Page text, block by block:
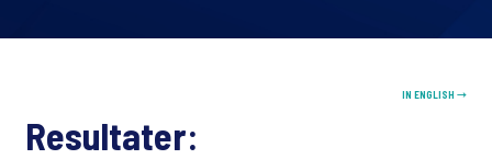
IN ENGLISH →
Resultater: